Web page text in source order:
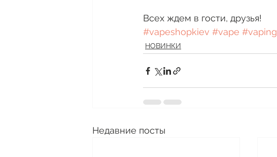
Всех ждем в гости, друзья!
#vapeshopkiev #vape #vaping
НОВИНКИ
Недавние посты